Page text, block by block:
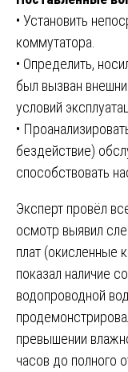
• Установить
коммутатора.
• Определить,
был вызван
условий
•
бездействие)
способствовать
Эксперт провёл
осмотр выявил
плат (окисленные
показал наличие
водопроводной
превышении
часов до полного